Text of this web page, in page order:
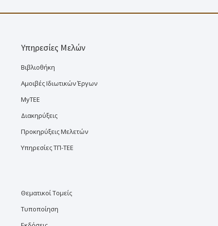
Υπηρεσίες Μελών
Βιβλιοθήκη
Αμοιβές Ιδιωτικών Έργων
MyTEE
Διακηρύξεις
Προκηρύξεις Μελετών
Υπηρεσίες ΤΠ-ΤΕΕ
Θεματικοί Τομείς
Τυποποίηση